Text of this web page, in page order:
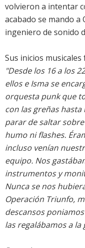
volvieron a intentar
acabado se mando
ingeniero de sonido
Sus inicios
"Desde los 16 a los
ellos e Isma se
orquesta punk que
con las greñas
parar de saltar
humo ni flashes.
incluso venían
equipo. Nos
instrumentos y
Nunca se nos
Operación Triunfo,
descansos
las regalábamos a la